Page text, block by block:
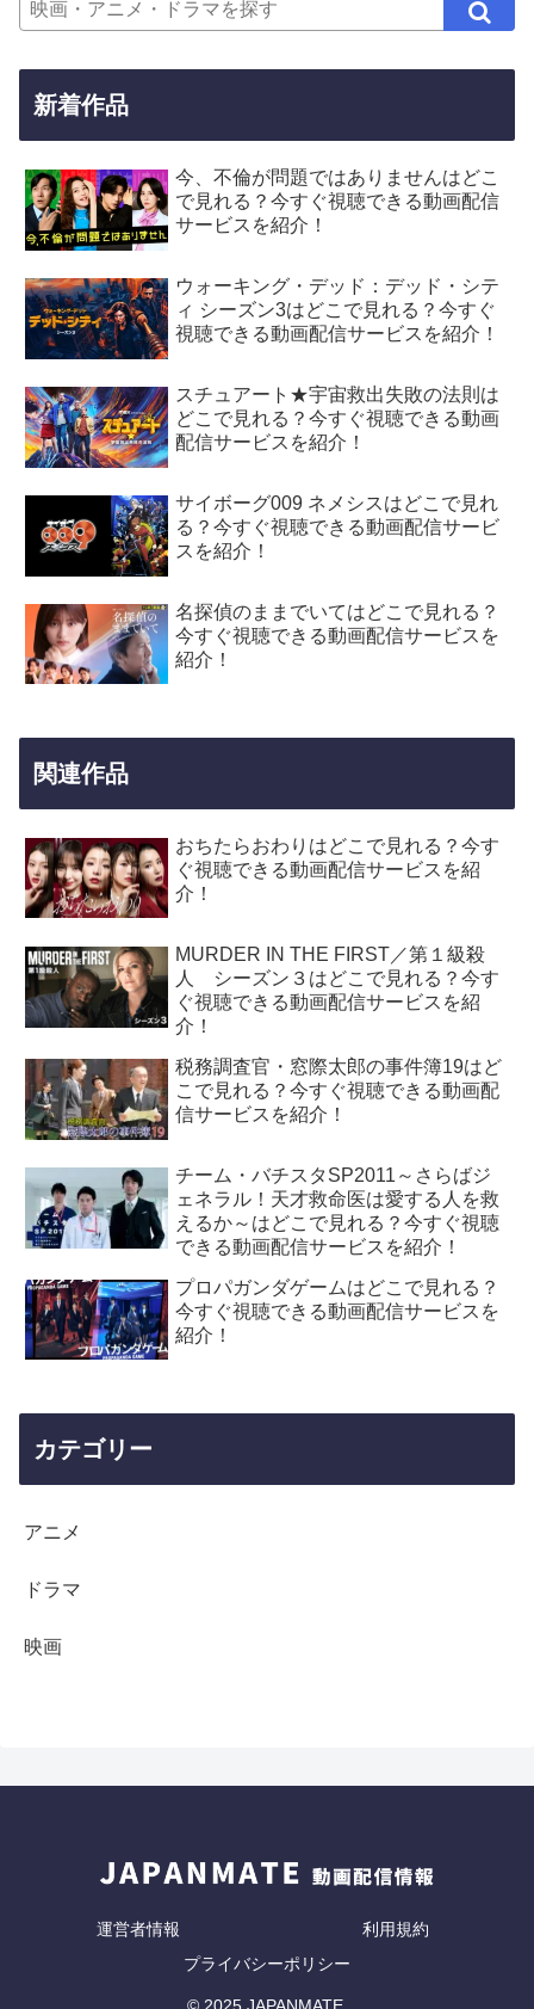
新着作品
今、不倫が問題ではありませんはどこ
で見れる？今すぐ視聴できる動画配信
サービスを紹介！
ウォーキング・デッド：デッド・シテ
ィ シーズン3はどこで見れる？今すぐ
視聴できる動画配信サービスを紹介！
スチュアート★宇宙救出失敗の法則は
どこで見れる？今すぐ視聴できる動画
配信サービスを紹介！
サイボーグ009 ネメシスはどこで見れ
る？今すぐ視聴できる動画配信サービ
スを紹介！
名探偵のままでいてはどこで見れる？
今すぐ視聴できる動画配信サービスを
紹介！
関連作品
おちたらおわりはどこで見れる？今す
ぐ視聴できる動画配信サービスを紹
介！
MURDER IN THE FIRST／第１級殺
人 シーズン３はどこで見れる？今す
ぐ視聴できる動画配信サービスを紹
介！
税務調査官・窓際太郎の事件簿19はど
こで見れる？今すぐ視聴できる動画配
信サービスを紹介！
チーム・バチスタSP2011～さらばジ
ェネラル！天才救命医は愛する人を救
えるか～はどこで見れる？今すぐ視聴
できる動画配信サービスを紹介！
プロパガンダゲームはどこで見れる？
今すぐ視聴できる動画配信サービスを
紹介！
カテゴリー
アニメ
ドラマ
映画
運営者情報
利用規約
プライバシーポリシー